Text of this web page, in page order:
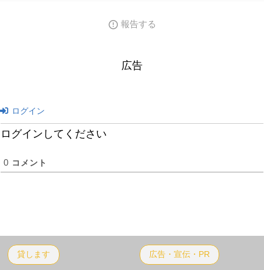
報告する
広告
ログイン
ログインしてください
0 コメント
貸します 広告・宣伝・PR